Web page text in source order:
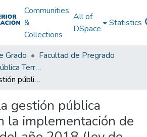
Communities
&
Collections
All of
DSpace
Statistics
Grado
Facultad de Pregrado
Administración Pública Territorial (APT)
Análisis de la gestión pública ambiental en la implementación de la ley 1930 del año 2018 (ley de páramos) dentro del complejo de Páramo Chiles-Cumbal Municipio De Cumbal Nariño Periodo Administrativo 2022
gestión pública
la implementación de